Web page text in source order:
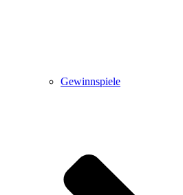
Gewinnspiele